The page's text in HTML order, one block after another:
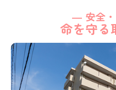
― 安全
命を守る